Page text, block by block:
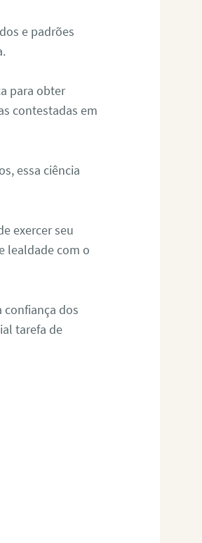
e padrões
para obter
contestadas em
essa ciência
exercer seu
lealdade com o
confiança dos
tarefa de